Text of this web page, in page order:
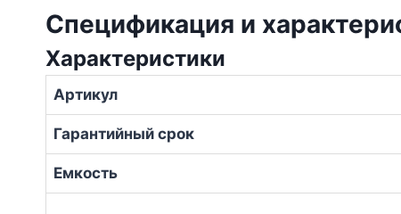
Спецификация и
Характеристики
Артикул
Гарантийный срок
Емкость